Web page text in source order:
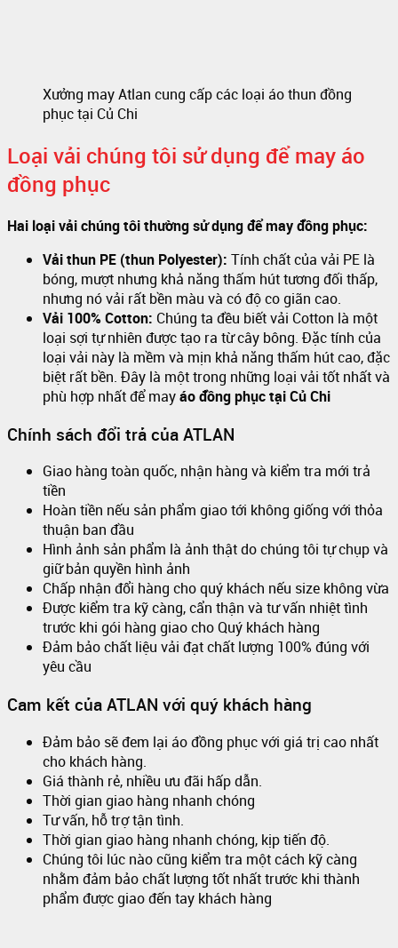
Xưởng may Atlan cung cấp các loại áo thun đồng
phục tại Củ Chi
Loại vải chúng tôi sử dụng để may áo
đồng phục
Hai loại vải chúng tôi thường sử dụng để may đồng phục:
Vải thun PE (thun Polyester): Tính chất của vải PE là
bóng, mượt nhưng khả năng thấm hút tương đối thấp,
nhưng nó vải rất bền màu và có độ co giãn cao.
Vải 100% Cotton: Chúng ta đều biết vải Cotton là một
loại sợi tự nhiên được tạo ra từ cây bông. Đặc tính của
loại vải này là mềm và mịn khả năng thấm hút cao, đặc
biệt rất bền. Đây là một trong những loại vải tốt nhất và
phù hợp nhất để mayáo đồng phục tại Củ Chi
Chính sách đổi trả của ATLAN
Giao hàng toàn quốc, nhận hàng và kiểm tra mới trả
tiền
Hoàn tiền nếu sản phẩm giao tới không giống với thỏa
thuận ban đầu
Hình ảnh sản phẩm là ảnh thật do chúng tôi tự chụp và
giữ bản quyền hình ảnh
Chấp nhận đổi hàng cho quý khách nếu size không vừa
Được kiểm tra kỹ càng, cẩn thận và tư vấn nhiệt tình
trước khi gói hàng giao cho Quý khách hàng
Đảm bảo chất liệu vải đạt chất lượng 100% đúng với
yêu cầu
Cam kết của ATLAN với quý khách hàng
Đảm bảo sẽ đem lại áo đồng phục với giá trị cao nhất
cho khách hàng.
Giá thành rẻ, nhiều ưu đãi hấp dẫn.
Thời gian giao hàng nhanh chóng
Tư vấn, hỗ trợ tận tình.
Thời gian giao hàng nhanh chóng, kịp tiến độ.
Chúng tôi lúc nào cũng kiểm tra một cách kỹ càng
nhằm đảm bảo chất lượng tốt nhất trước khi thành
phẩm được giao đến tay khách hàng